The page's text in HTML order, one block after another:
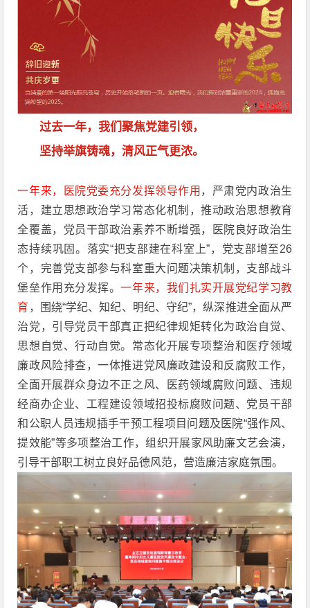
过去一年，我们聚焦党建引领，
坚持举旗铸魂，清风正气更浓。
一年来， 医院党委充分发挥领导作用 ， 严肃党内政治生
活，建立思想政治学习常态化机制，推动政治思想教育
全覆盖，党员干部政治素养不断增强，医院良好政治生
态持续巩固。落实“把支部建在科室上”，党支部增至26
个，完善党支部参与科室重大问题决策机制，支部战斗
堡垒作用充分发挥。一年来，我们扎实开展党纪学习教
育 ，
围绕“学纪、知纪、明纪、守纪”，纵深推进全面从严
治党，引导党员干部真正把纪律规矩转化为政治自觉、
思想自觉、行动自觉。常态化开展专项整治和医疗领域
廉政风险排查，一体推进党风廉政建设和反腐败工作，
全面开展群众身边不正之风、医药领域腐败问题、违规
经商办企业、工程建设领域招投标腐败问题、党员干部
和公职人员违规插手干预工程项目问题及医院“强作风、
提效能”等多项整治工作，组织开展家风助廉文艺会演，
引导干部职工树立良好品德风范，营造廉洁家庭氛围。